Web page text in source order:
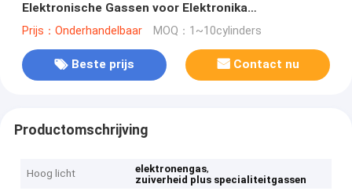
Elektronische Gassen voor Elektronika
Microfabrication
Prijs：Onderhandelbaar MOQ：1~10cylinders
Beste prijs Contact nu
Productomschrijving
Hoog licht elektronengas,
zuiverheid plus specialiteitgassen